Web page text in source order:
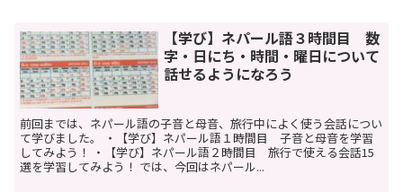
【学び】ネパール語３時間目 数
字・日にち・時間・曜日について
話せるようになろう
前回までは、ネパール語の子音と母音、旅行中によく使う会話につい
て学びました。 ・【学び】ネパール語１時間目 子音と母音を学習
してみよう！ ・【学び】ネパール語２時間目 旅行で使える会話15
選を学習してみよう！ では、今回はネパール...